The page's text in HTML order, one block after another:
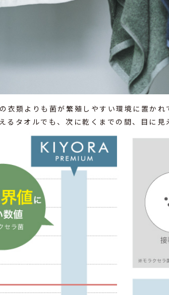
衣類よりも菌が繁殖しやすい環境に置か
るタオルでも、次に乾くまでの間、目に見